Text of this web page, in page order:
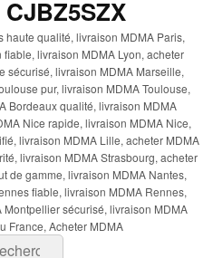
haute qualité, livraison MDMA Paris,
livraison MDMA Lyon, acheter
sécurisé, livraison MDMA Marseille,
pur, livraison MDMA Toulouse,
Bordeaux qualité, livraison MDMA
Nice rapide, livraison MDMA Nice,
livraison MDMA Lille, acheter MDMA
livraison MDMA Strasbourg, acheter
de gamme, livraison MDMA Nantes,
fiable, livraison MDMA Rennes,
sécurisé, livraison MDMA
France, Acheter MDMA
: